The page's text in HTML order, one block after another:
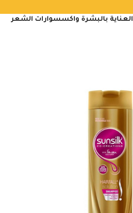
العناية بالبشرة واكسسوارات الشعر